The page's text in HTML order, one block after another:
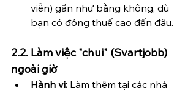
viễn) gần như bằng không, dù
bạn có đóng thuế cao đến đâu.
2.2. Làm việc "chui" (Svartjobb)
ngoài giờ
Hành vi: Làm thêm tại các nhà